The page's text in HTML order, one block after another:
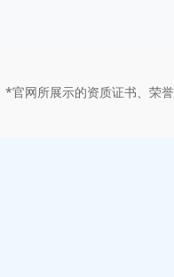
*官网所展示的资质证书、荣